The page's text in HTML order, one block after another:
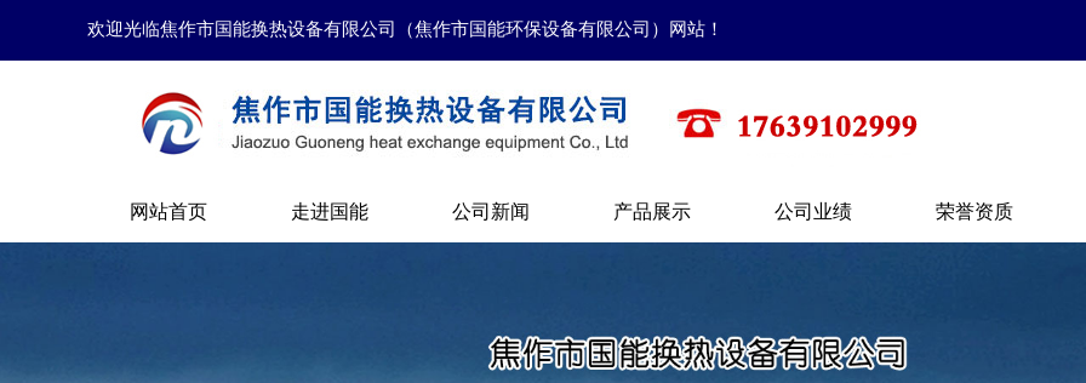
欢迎光临焦作市国能换热设备有限公司（焦作市国能环保设备有限公司）网站！
网站首页 走进国能 公司新闻 产品展示 公司业绩 荣誉资质